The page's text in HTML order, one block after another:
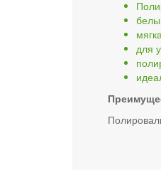
для